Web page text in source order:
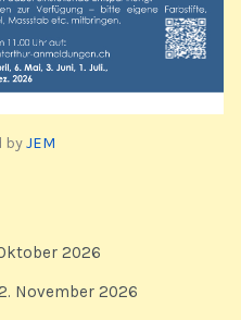
byJEM
2026
November 2026